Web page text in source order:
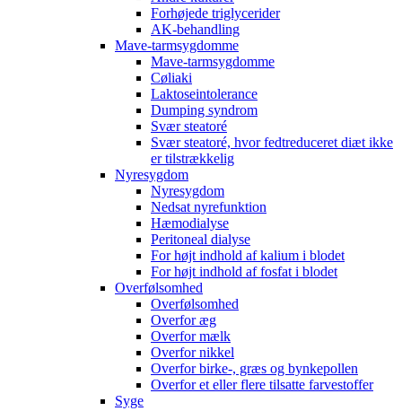
Forhøjede triglycerider
AK-behandling
Mave-tarmsygdomme
Mave-tarmsygdomme
Cøliaki
Laktoseintolerance
Dumping syndrom
Svær steatoré
Svær steatoré, hvor fedtreduceret diæt ikke
er tilstrækkelig
Nyresygdom
Nyresygdom
Nedsat nyrefunktion
Hæmodialyse
Peritoneal dialyse
For højt indhold af kalium i blodet
For højt indhold af fosfat i blodet
Overfølsomhed
Overfølsomhed
Overfor æg
Overfor mælk
Overfor nikkel
Overfor birke-, græs og bynkepollen
Overfor et eller flere tilsatte farvestoffer
Syge